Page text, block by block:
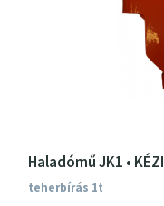
Haladómű JK1 • KÉZI
teherbírás 1t